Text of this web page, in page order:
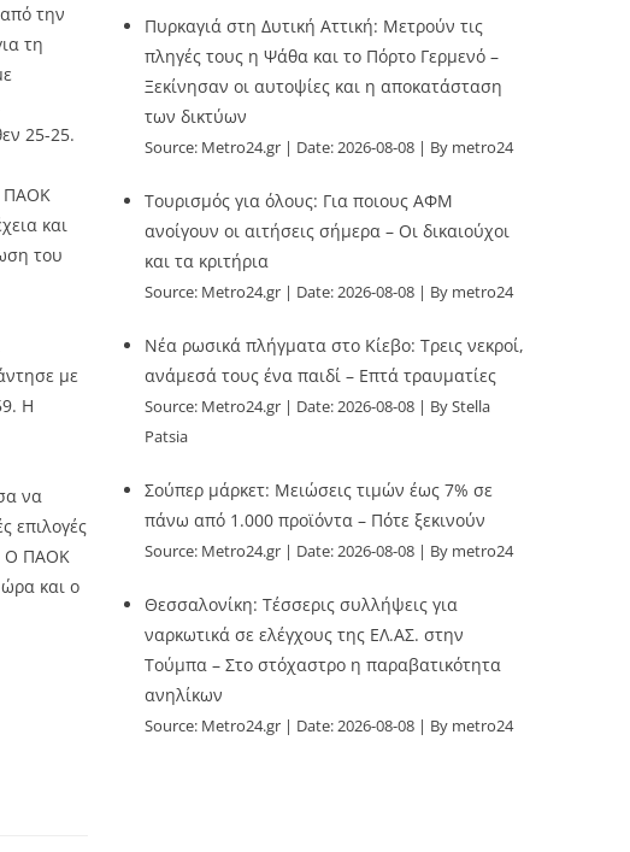
την
τη
25-25.
ΠΑΟΚ
και
του
με
Η
να
επιλογές
Ο ΠΑΟΚ
και ο
Πυρκαγιά στη Δυτική Αττική: Μετρούν τις
πληγές τους η Ψάθα και το Πόρτο Γερμενό –
Ξεκίνησαν οι αυτοψίες και η αποκατάσταση
των δικτύων
Source: Metro24.gr Date: 2026-08-08 By metro24
Τουρισμός για όλους: Για ποιους ΑΦΜ
ανοίγουν οι αιτήσεις σήμερα – Οι δικαιούχοι
και τα κριτήρια
Source: Metro24.gr Date: 2026-08-08 By metro24
Νέα ρωσικά πλήγματα στο Κίεβο: Τρεις νεκροί,
ανάμεσά τους ένα παιδί – Επτά τραυματίες
Source: Metro24.gr Date: 2026-08-08
By Stella
Patsia
Σούπερ μάρκετ: Μειώσεις τιμών έως 7% σε
πάνω από 1.000 προϊόντα – Πότε ξεκινούν
Source: Metro24.gr Date: 2026-08-08 By metro24
Θεσσαλονίκη: Τέσσερις συλλήψεις για
ναρκωτικά σε ελέγχους της ΕΛ.ΑΣ. στην
Τούμπα – Στο στόχαστρο η παραβατικότητα
ανηλίκων
Source: Metro24.gr Date: 2026-08-08 By metro24